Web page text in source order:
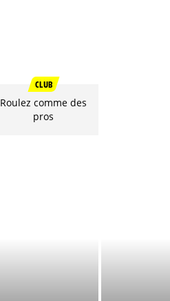
CLUB
Roulez comme des
pros